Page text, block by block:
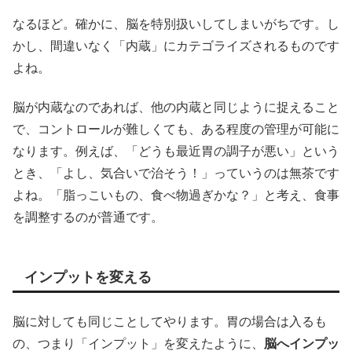
なるほど。確かに、脳を特別扱いしてしまいがちです。し
かし、間違いなく「内蔵」にカテゴライズされるものです
よね。
脳が内蔵なのであれば、他の内蔵と同じように捉えること
で、コントロールが難しくても、ある程度の管理が可能に
なります。例えば、「どうも最近胃の調子が悪い」という
とき、「よし、気合いで治そう！」っていうのは無茶です
よね。「脂っこいもの、食べ物過ぎかな？」と考え、食事
を調整するのが普通です。
インプットを変える
脳に対しても同じことしてやります。胃の場合は入るも
の、つまり「インプット」を変えたように、 脳へインプッ